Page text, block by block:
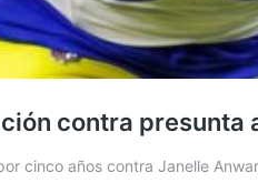
contra presunta
cinco años contra Janelle